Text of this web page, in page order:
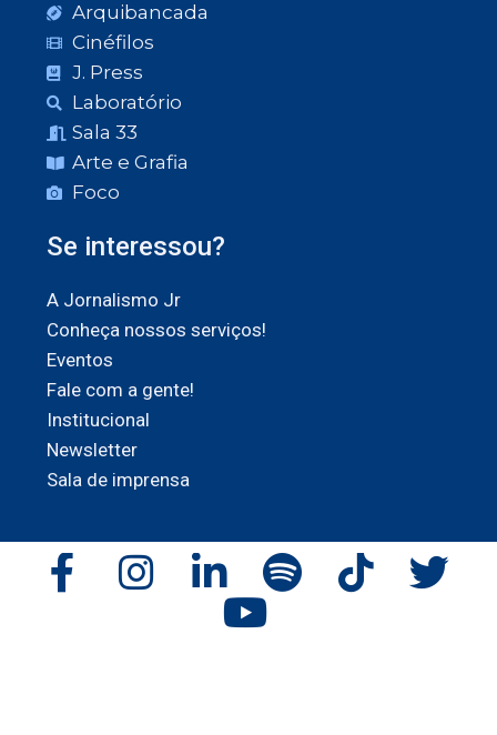
Arquibancada
Cinéfilos
J. Press
Laboratório
Sala 33
Arte e Grafia
Foco
Se interessou?
A Jornalismo Jr
Conheça nossos serviços!
Eventos
Fale com a gente!
Institucional
Newsletter
Sala de imprensa